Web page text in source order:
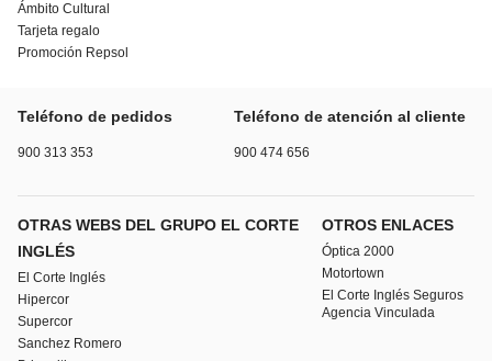
Ámbito Cultural
Tarjeta regalo
Promoción Repsol
Teléfono de pedidos
900 313 353
Teléfono de atención al cliente
900 474 656
OTRAS WEBS DEL GRUPO EL CORTE
INGLÉS
El Corte Inglés
Hipercor
Supercor
Sanchez Romero
OTROS ENLACES
Óptica 2000
Motortown
El Corte Inglés Seguros
Agencia Vinculada